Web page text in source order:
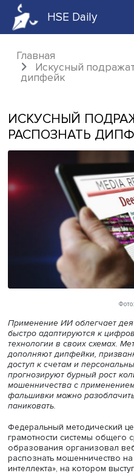
HSE Daily
Главная
Искусный
ИСКУСНЫЙ
РАСПОЗНАТЬ
Применение ИИ
быстро адаптируются к
технологии в своих
дополняют дипфейки,
прогнозируют бурный
мошенничества с
фальшивки можно
паниковать.